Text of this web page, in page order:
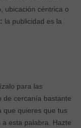
ubicación céntrica o
la publicidad es la
para las
de cercanía bastante
que quieres que tus
esta palabra. Hazte